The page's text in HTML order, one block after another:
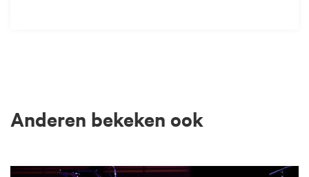
Anderen bekeken ook